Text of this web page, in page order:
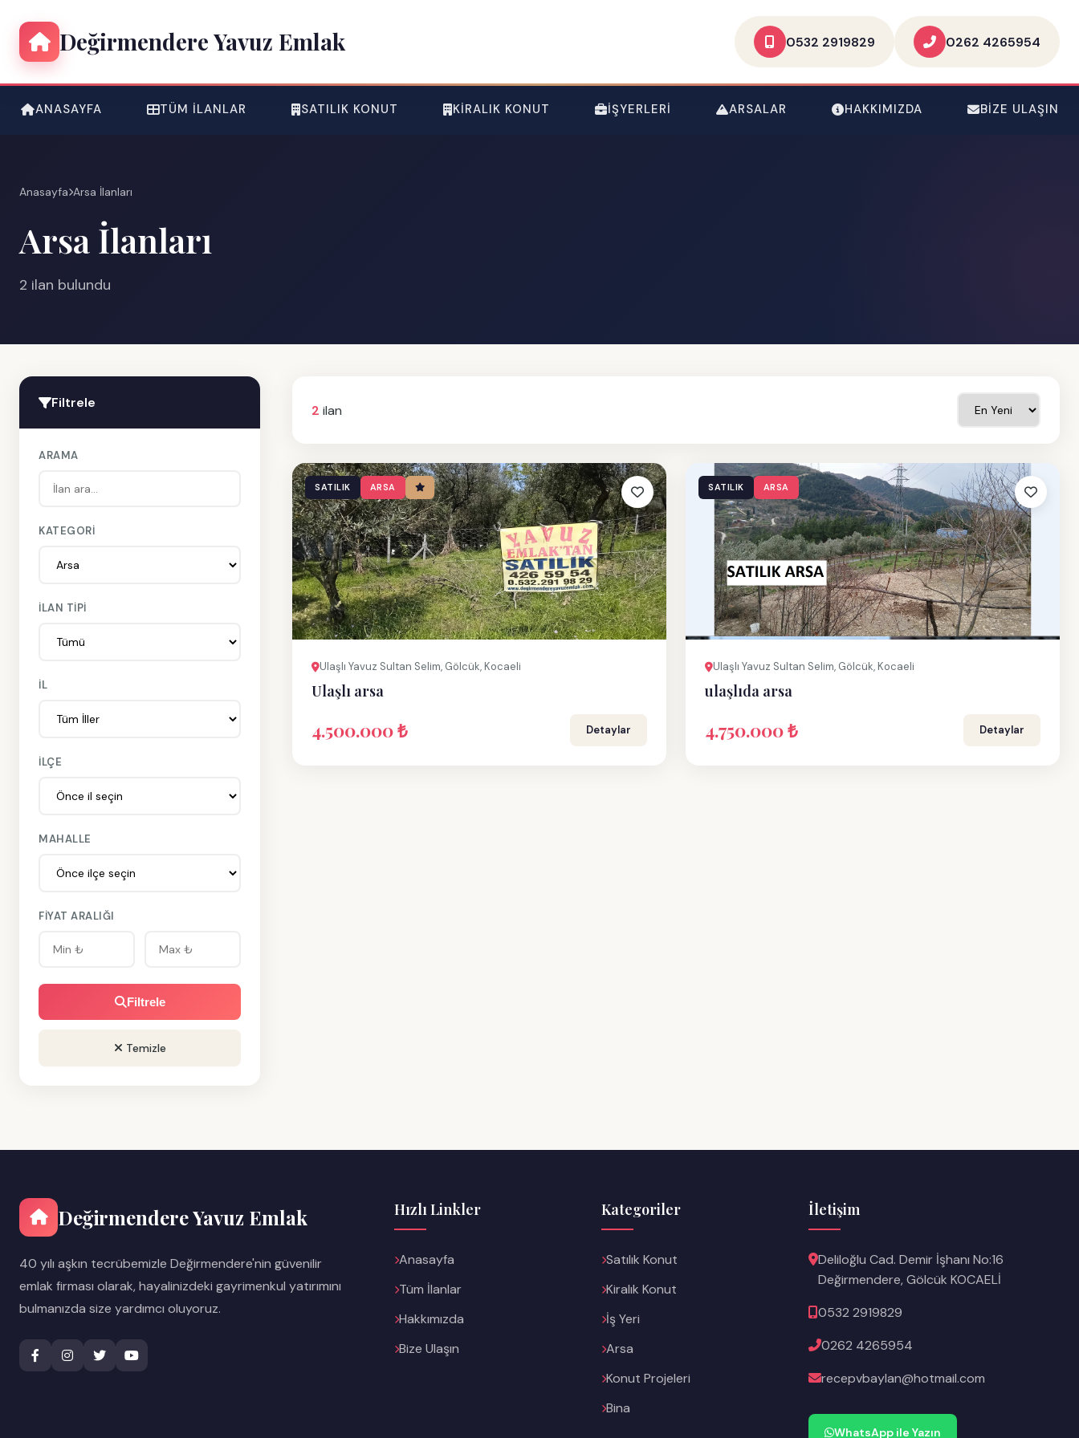
Değirmendere Yavuz Emlak 0532 2919829 0262 4265954
ANASAYFA TÜM İLANLAR SATILIK KONUT KIRALIK KONUT İŞYERLERI ARSALAR HAKKIMIZDA BIZE ULAŞIN
Anasayfa Arsa İlanları
Arsa İlanları
2 ilan bulundu
Filtrele
ARAMA
KATEGORI
İLAN TIPI
İL
İLÇE
MAHALLE
FIYAT ARALIĞI
Filtrele
Temizle
2 ilan
SATILIK ARSA
Ulaşlı Yavuz Sultan Selim, Gölcük, Kocaeli
Ulaşlı arsa
4.500.000 ₺ Detaylar
SATILIK ARSA
Ulaşlı Yavuz Sultan Selim, Gölcük, Kocaeli
ulaşlıda arsa
4.750.000 ₺ Detaylar
Değirmendere Yavuz Emlak
40 yılı aşkın tecrübemizle Değirmendere'nin güvenilir
emlak firması olarak, hayalinizdeki gayrimenkul yatırımını
bulmanızda size yardımcı oluyoruz.
Hızlı Linkler
Anasayfa
Tüm İlanlar
Hakkımızda
Bize Ulaşın
Kategoriler
Satılık Konut
Kiralık Konut
İş Yeri
Arsa
Konut Projeleri
Bina
İletişim
Deliloğlu Cad. Demir İşhanı No:16
Değirmendere, Gölcük KOCAELİ
0532 2919829
0262 4265954
recepvbaylan@hotmail.com
WhatsApp ile Yazın